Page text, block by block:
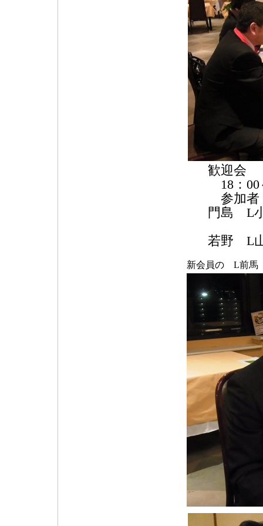
歓迎会
18：00
参加
門島 L
若野 L
新会員の L前